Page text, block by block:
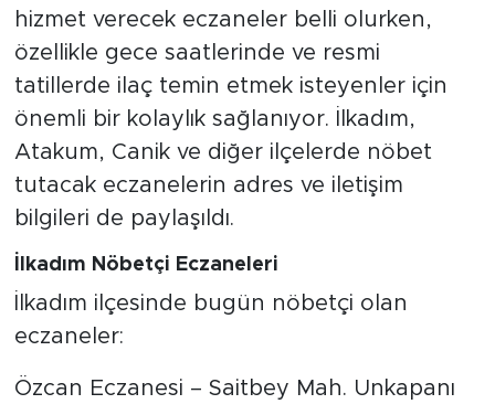
hizmet verecek eczaneler belli olurken,
özellikle gece saatlerinde ve resmi
tatillerde ilaç temin etmek isteyenler için
önemli bir kolaylık sağlanıyor. İlkadım,
Atakum, Canik ve diğer ilçelerde nöbet
tutacak eczanelerin adres ve iletişim
bilgileri de paylaşıldı.
İlkadım Nöbetçi Eczaneleri
İlkadım ilçesinde bugün nöbetçi olan
eczaneler:
Özcan Eczanesi – Saitbey Mah. Unkapanı